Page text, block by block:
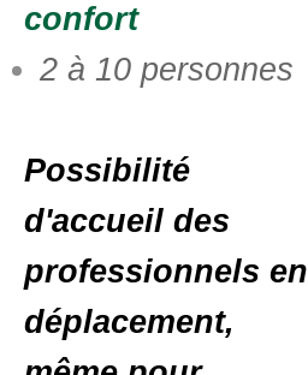
confort
2 à 10 personnes
Possibilité
d'accueil des
professionnels en
déplacement,